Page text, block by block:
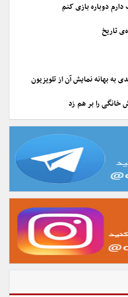
دوباره بازی کنم
تاریخ
به بهانه نمایش آن از تلویزیون
خانگی را بر هم زد